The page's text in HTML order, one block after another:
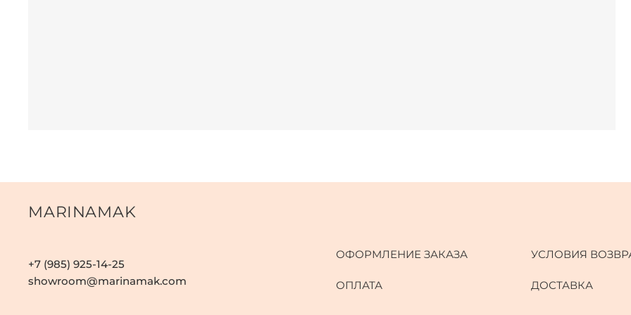
ОФОРМЛЕНИЕ ЗАКАЗА
ОПЛАТА
УСЛОВИЯ
ДОСТАВКА
MARINAMAK
+7 (985) 925-14-25
showroom@marinamak.com